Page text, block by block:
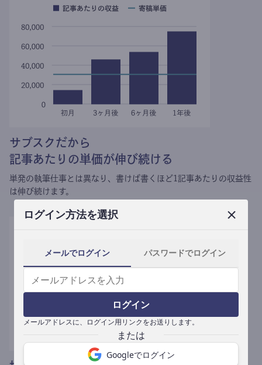
ログイン方法を選択
メールでログイン パスワードでログイン
ログイン
メールアドレスに、ログイン用リンクをお送りします。
Googleでログイン
サブスクだから
記事あたりの単価が伸び続ける
単発の執筆仕事とは異なり、 書けば書くほど1記事あたりの収益性
は伸び続けます。